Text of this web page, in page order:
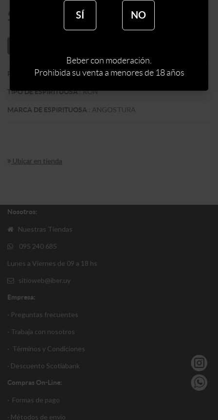
$
PAIS TRINIDAD Y TOBAGO
TIPO DE ESPIRITUOSA:RON
MARCA DE ESPIRITUOSA : ANGOSTURA
Ubicar en tienda
Nosotros:
Nuestras Tiendas
095 240 685
Lunes a Viernes de 09 a 18 hs
sitioweb@iber.uy
Empresa:
· Preguntas frecuentes
· Trabaja con nosotros
· Términos y Condiciones
· Descuento Scotiabank
Compras On-Line:
· Formas de pago
· Métodos de envío
SÍ NO
Beber con moderación.
Prohibida su venta a menores de 18 años